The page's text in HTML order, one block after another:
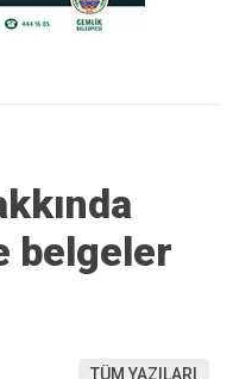
belgeler
TÜM YAZILARI